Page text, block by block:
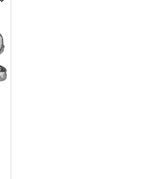
Lägg till i favoriter